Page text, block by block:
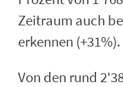
Zeitraum auch
erkennen (+31%).
Von den rund